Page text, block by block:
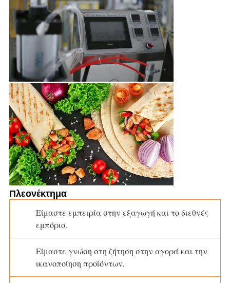
Πλεονέκτημα
Είμαστε εμπειρία στην εξαγωγή και το διεθνές
εμπόριο.
Είμαστε γνώση στη ζήτηση στην αγορά και την
ικανοποίηση προϊόντων.